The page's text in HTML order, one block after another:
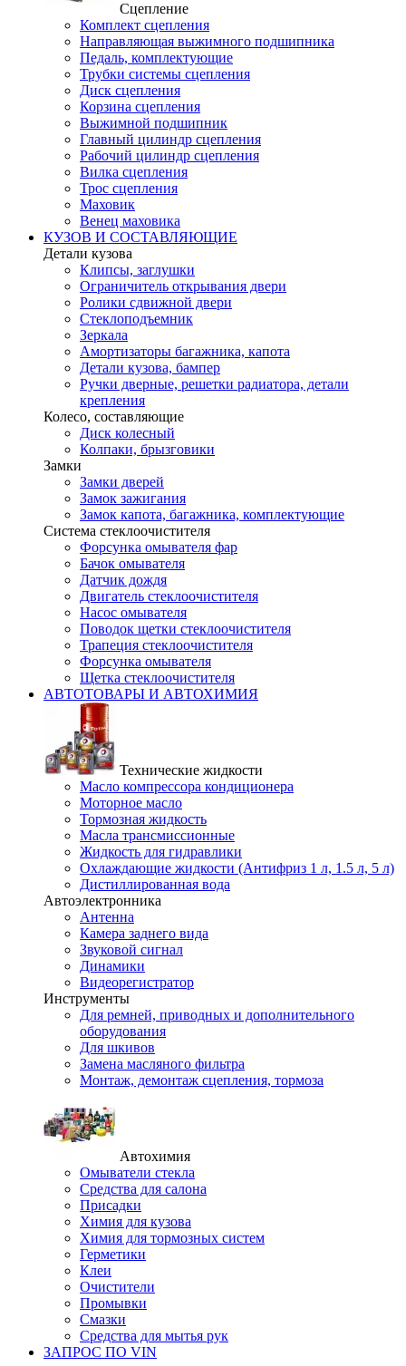
Сцепление
Комплект сцепления
Направляющая выжимного подшипника
Педаль, комплектующие
Трубки системы сцепления
Диск сцепления
Корзина сцепления
Выжимной подшипник
Главный цилиндр сцепления
Рабочий цилиндр сцепления
Вилка сцепления
Трос сцепления
Маховик
Венец маховика
КУЗОВ И СОСТАВЛЯЮЩИЕ
Детали кузова
Клипсы, заглушки
Ограничитель открывания двери
Ролики сдвижной двери
Стеклоподъемник
Зеркала
Амортизаторы багажника, капота
Детали кузова, бампер
Ручки дверные, решетки радиатора, детали
крепления
Колесо, составляющие
Диск колесный
Колпаки, брызговики
Замки
Замки дверей
Замок зажигания
Замок капота, багажника, комплектующие
Система стеклоочистителя
Форсунка омывателя фар
Бачок омывателя
Датчик дождя
Двигатель стеклоочистителя
Насос омывателя
Поводок щетки стеклоочистителя
Трапеция стеклоочистителя
Форсунка омывателя
Щетка стеклоочистителя
АВТОТОВАРЫ И АВТОХИМИЯ
Технические жидкости
Масло компрессора кондиционера
Моторное масло
Тормозная жидкость
Масла трансмиссионные
Жидкость для гидравлики
Охлаждающие жидкости (Антифриз 1 л, 1.5 л, 5 л)
Дистиллированная вода
Автоэлектронника
Антенна
Камера заднего вида
Звуковой сигнал
Динамики
Видеорегистратор
Инструменты
Для ремней, приводных и дополнительного
оборудования
Для шкивов
Замена масляного фильтра
Монтаж, демонтаж сцепления, тормоза
Автохимия
Омыватели стекла
Средства для салона
Присадки
Химия для кузова
Химия для тормозных систем
Герметики
Клеи
Очистители
Промывки
Смазки
Средства для мытья рук
ЗАПРОС ПО VIN